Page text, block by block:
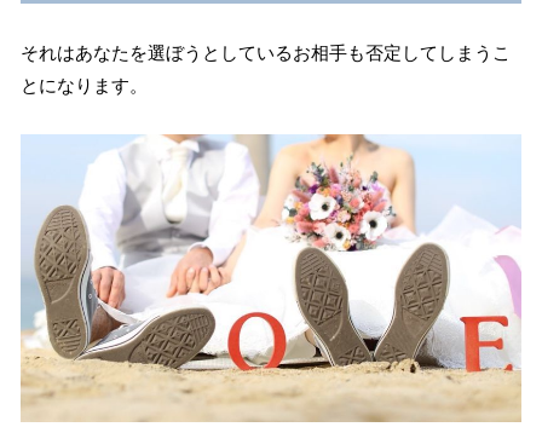
それはあなたを選ぼうとしているお相手も否定してしまうこ
とになります。